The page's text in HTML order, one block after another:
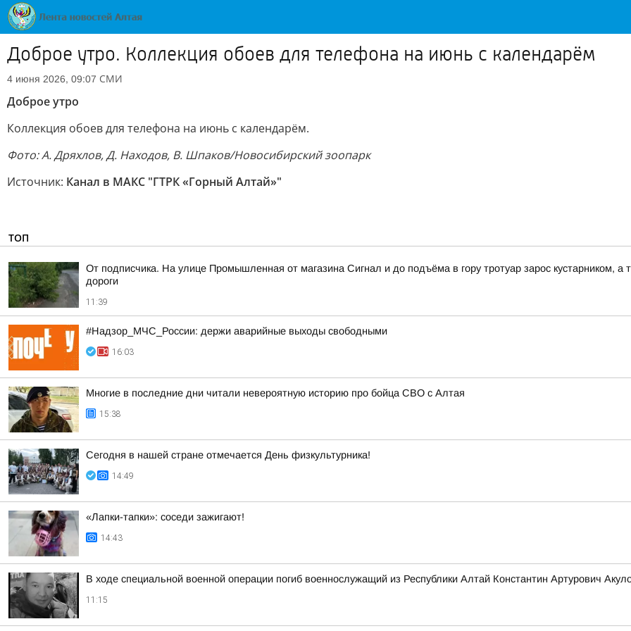
Доброе утро. Коллекция обоев для телефона на июнь с календарём
4 июня 2026, 09:07 СМИ
Доброе утро
Коллекция обоев для телефона на июнь с календарём.
Фото:А. Дряхлов, Д. Находов, В. Шпаков/Новосибирский зоопарк
Источник: Канал в МАКС "ГТРК «Горный Алтай»"
ТОП
От подписчика. На улице Промышленная от магазина Сигнал и до подъёма в гору тротуар зарос кустарником, а
дороги
11:39
#Надзор_МЧС_России: держи аварийные выходы свободными
16:03
Многие в последние дни читали невероятную историю про бойца СВО с Алтая
15:38
Сегодня в нашей стране отмечается День физкультурника!
14:49
«Лапки-тапки»: соседи зажигают!
14:43
В ходе специальной военной операции погиб военнослужащий из Республики Алтай Константин Артурович
11:15